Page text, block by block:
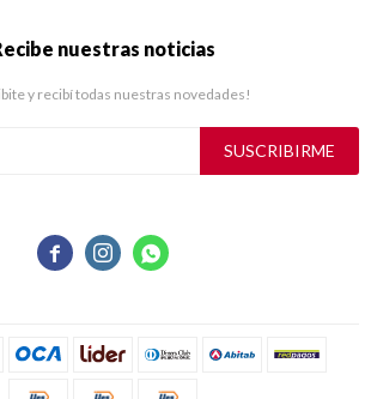
  
nuestras noticias
y recibí todas nuestras novedades!
SUSCRIBIRME